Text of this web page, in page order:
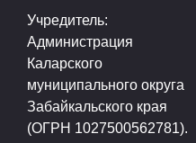
Учредитель:
Администрация
Каларского
муниципального округа
Забайкальского края
(ОГРН 1027500562781).